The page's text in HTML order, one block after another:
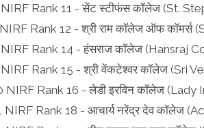
Rank 11 - सेंट स्टीफंस कॉलेज (St.
Rank 12 - श्री राम कॉलेज ऑफ
Rank 14 - हंसराज कॉलेज (Hansraj
Rank 15 - श्री वेंकटेश्वर कॉलेज (Sri
NIRF Rank 16 - लेडी इरविन कॉलेज (Lady
NIRF Rank 18 - आचार्य नरेंद्र देव कॉलेज